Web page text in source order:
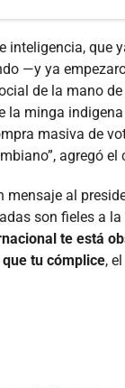
inteligencia, que
—y ya
de la mano de
la minga
masiva de
agregó el
mensaje al
son fieles a
te está
tu cómplice,